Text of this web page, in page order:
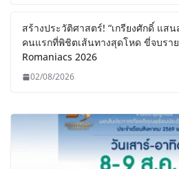
สร้างประวัติศาสตร์! “เกรียงศักดิ์ แส
คนแรกที่พิชิตเส้นทางสุดโหด ขี่จบรา
Romaniacs 2026
02/08/2026